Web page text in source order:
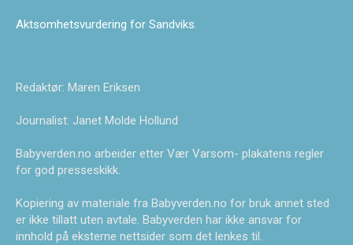
Aktsomhetsvurdering for Sandviks.
Redaktør: Maren Eriksen
Journalist: Janet Molde Hollund
Babyverden.no arbeider etter Vær Varsom- plakatens regler
for god presseskikk.
Kopiering av materiale fra Babyverden.no for bruk annet sted
er ikke tillatt uten avtale. Babyverden har ikke ansvar for
innhold på eksterne nettsider som det lenkes til.